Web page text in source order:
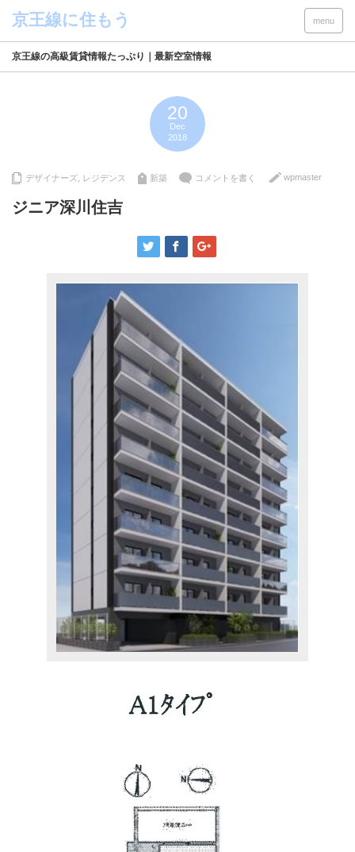
menu
京王線の高級賃貸情報たっぷり｜最新空室情報
20
Dec
2018
デザイナーズ レジデンス 新築 コメントを書く wpmaster
ジニア深川住吉